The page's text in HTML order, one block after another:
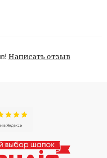
Написать отзыв